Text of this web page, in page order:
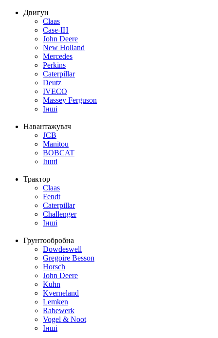
Двигун
Claas
Case-IH
John Deere
New Holland
Mercedes
Perkins
Caterpillar
Deutz
IVECO
Massey Ferguson
Інші
Навантажувач
JCB
Manitou
BOBCAT
Інші
Трактор
Claas
Fendt
Caterpillar
Challenger
Інші
Грунтообробна
Dowdeswell
Gregoire Besson
Horsch
John Deere
Kuhn
Kverneland
Lemken
Rabewerk
Vogel & Noot
Інші